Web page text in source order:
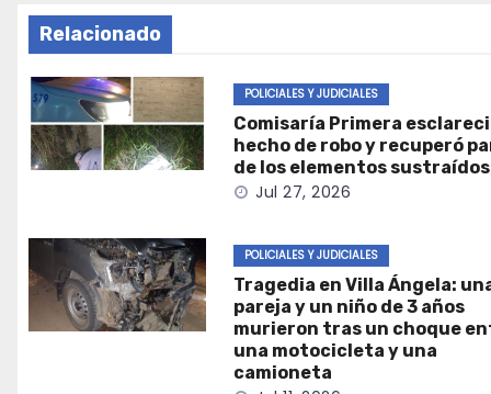
Relacionado
POLICIALES Y JUDICIALES
Comisaría Primera
hecho de robo y recuperó
de los elementos sustraídos
Jul 27, 2026
POLICIALES Y JUDICIALES
Tragedia en Villa Ángela:
pareja y un niño de 3 años
murieron tras un choque
una motocicleta y una
camioneta